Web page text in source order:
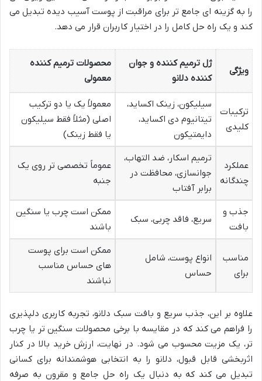
را به گزینه ای جامع تر برای مراقبت از پوست آسیب دیده تبدیل می
کند و یک راه حل کامل را در اختیار کاربران قرار می دهد.
ویژگی
ژل ترمیم کننده و جوان
کننده دلانو
محصولات ترمیم کننده
معمولی
ترکیبات
کلیدی
سیلیکون، زینک اکساید،
تیتانیوم دی اکساید،
دایمتیکون
معمولاً یک یا دو ترکیب
اصلی (مثلاً فقط سیلیکون
یا فقط زینک)
عملکرد
چندگانه
ترمیم اسکار، ضد التهاب،
جوانسازی، محافظت در
برابر آفتاب
عموماً تخصصی تر روی یک
جنبه
جذب و
بافت
سریع، فاقد چربی، سبک
ممکن است چرب یا سنگین
باشند
مناسب
برای
انواع پوست، شامل
حساس
ممکن است برای پوست
های حساس مناسب
نباشند
علاوه بر این، جذب سریع و بافت سبک دلانو، تجربه کاربری دلپذیری
را فراهم می کند که در مقایسه با برخی محصولات سنگین تر یا چرب
تر، یک مزیت محسوب می شود. در نهایت، ارزش خرید بالا در کنار
اثربخشی قابل قبول، دلانو را به انتخابی هوشمندانه برای کسانی
تبدیل می کند که به دنبال یک راه حل جامع و مقرون به صرفه